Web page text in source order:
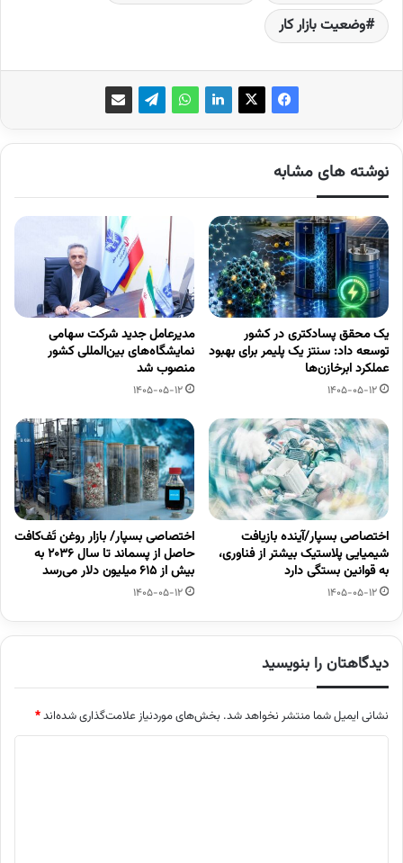
وضعیت بازار کار
نوشته های مشابه
یک محقق پسادکتری در کشور
توسعه داد: سنتز یک پلیمر برای بهبود
عملکرد ابرخازن‌ها
1405-05-12
مدیرعامل جدید شرکت سهامی
نمایشگاه‌های بین‌المللی کشور
منصوب شد
1405-05-12
اختصاصی بسپار/آینده بازیافت
شیمیایی پلاستیک بیشتر از فناوری،
به قوانین بستگی دارد
1405-05-12
اختصاصی بسپار/ بازار روغن تَف‌کافت
حاصل از پسماند تا سال ۲۰۳۶ به
بیش از ۶۱۵ میلیون دلار می‌رسد
1405-05-12
دیدگاهتان را بنویسید
نشانی ایمیل شما منتشر نخواهد شد. بخش‌های موردنیاز علامت‌گذاری شده‌اند*